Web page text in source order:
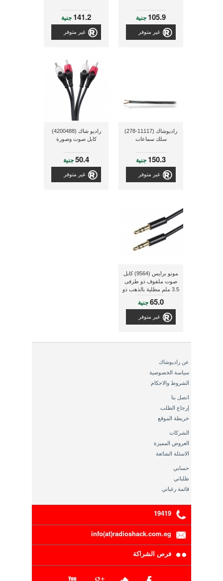
105.9 جنية
غير متوفر
141.2 جنية
غير متوفر
راديوشاك (11117-278)
سلك سماعات
150.3 جنية
غير متوفر
راديو شاك (4200488)
كابل صوت وصورة
50.4جنية
غير متوفر
مونو برايس (9564) كابل
صوت ملفوف ذو طرفى
3.5 ملم مطلية بالذهب ذو
طول 0.9 متر و ذو لون
أسود65.0جنية
غير متوفر
عن راديوشاك
سياسة الخصوصية
الشروط والاحكام
اتصل بنا
إرجاع الطلب
خريطة الموقع
الشركات
العروض المميزة
الاسئلة الشائعة
حسابي
طلباتي
قائمة رغباتي
19419
info(at)radioshack.com.eg
فرص الشراكة